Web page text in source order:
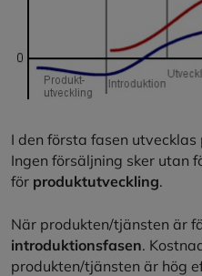
I den första fasen
Ingen försäljning sker utan
för produktutveckling.
När produkten/tjänsten är
introduktionsfasen.
produkten/tjänsten är hög